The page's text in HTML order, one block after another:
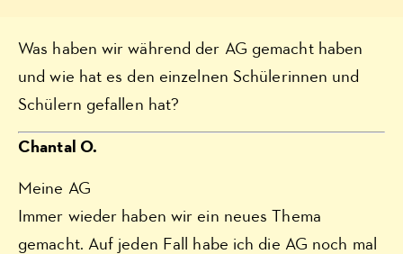
Was haben wir während der AG gemacht haben
und wie hat es den einzelnen Schülerinnen und
Schülern gefallen hat?
Chantal O.
Meine AG
Immer wieder haben wir ein neues Thema
gemacht. Auf jeden Fall habe ich die AG noch mal